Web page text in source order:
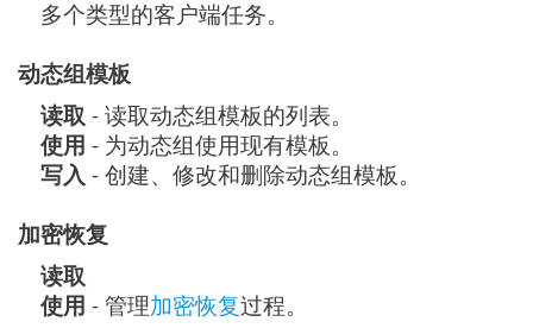
多个类型的客户端任务。
动态组模板
读取 - 读取动态组模板的列表。
使用 - 为动态组使用现有模板。
写入 - 创建、修改和删除动态组模板。
加密恢复
读取
使用 - 管理加密恢复过程。